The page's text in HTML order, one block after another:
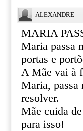
ALEXANDRE
MARIA
Maria passa
portas e
A Mãe vai à
Maria, passa
resolver.
Mãe cuida
para isso!